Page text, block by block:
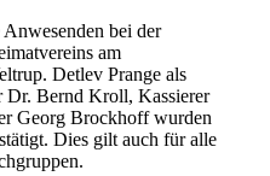
bei der
am
Detlev Prange als
Dr. Bernd Kroll, Kassierer
Georg Brockhoff wurden
Dies gilt auch für alle